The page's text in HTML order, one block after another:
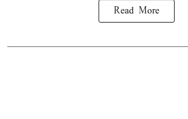
Read More